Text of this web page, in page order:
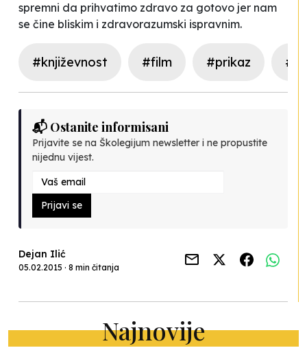
spremni da prihvatimo zdravo za gotovo jer nam
se čine bliskim i zdravorazumski ispravnim.
#književnost #film #prikaz
📬 Ostanite informisani
Prijavite se na Školegijum newsletter i ne propustite
nijednu vijest.
Prijavi se
Dejan Ilić
05.02.2015 · 8 min čitanja
Najnovije